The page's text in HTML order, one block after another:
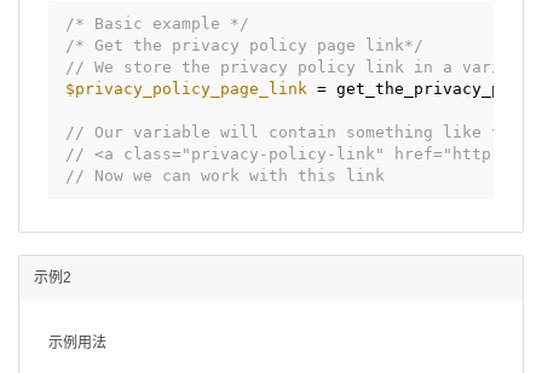
/* Basic example */
/* Get the privacy policy page link*/
// We store the privacy policy link in a variable
$privacy_policy_page_link =
// Our variable will contain something like this
// <a class="privacy-policy-link" href=" http://
// Now we can work with this link
示例2
示例用法